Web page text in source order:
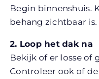
Begin binnenshuis.
behang zichtbaar
2. Loop het dak na
Bekijk of er losse of
Controleer ook of